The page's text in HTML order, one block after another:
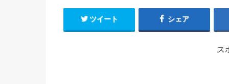
ツイート シェア
ス